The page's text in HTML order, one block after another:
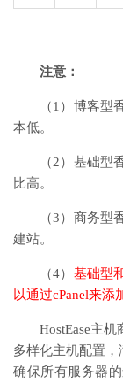
注意：
（1）博客型
本低。
（2）基础型
比高。
（3）商务型
建站。
（4） 基础型
以通过cPanel来添
HostEase主机
多样化主机配置，
确保所有服务器